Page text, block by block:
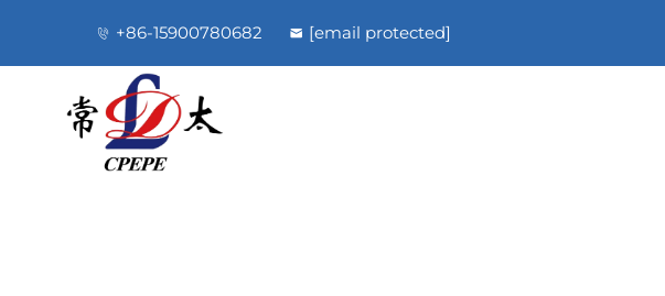
+86-15900780682 [email protected]